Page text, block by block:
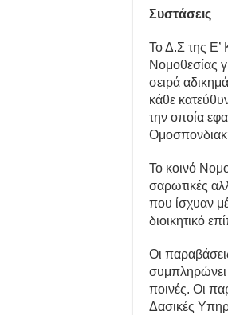
Συστάσεις
Το Δ.Σ της Ε’
Νομοθεσίας
σειρά
κάθε
την οποία
Το κοινό
σαρωτικές
που ίσχυαν
διοικητικό
Οι
συμπληρώνει
ποινές. Οι
Δασικές